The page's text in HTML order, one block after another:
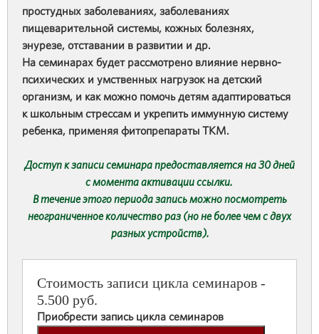
простудных заболеваниях, заболеваниях
пищеварительной системы, кожных болезнях,
энурезе, отставании в развитии и др.
На семинарах будет рассмотрено влияние нервно-
психических и умственных нагрузок на детский
организм, и как можно помочь детям адаптироваться
к школьным стрессам и укрепить иммунную систему
ребенка, применяя фитопрепараты ТКМ.
Доступ к записи семинара предоставляется на 30 дней
с момента активации ссылки.
В течение этого периода запись можно посмотреть
неограниченное количество раз (но не более чем с двух
разных устройств).
Стоимость записи цикла семинаров -
5.500 руб.
Приобрести запись цикла семинаров